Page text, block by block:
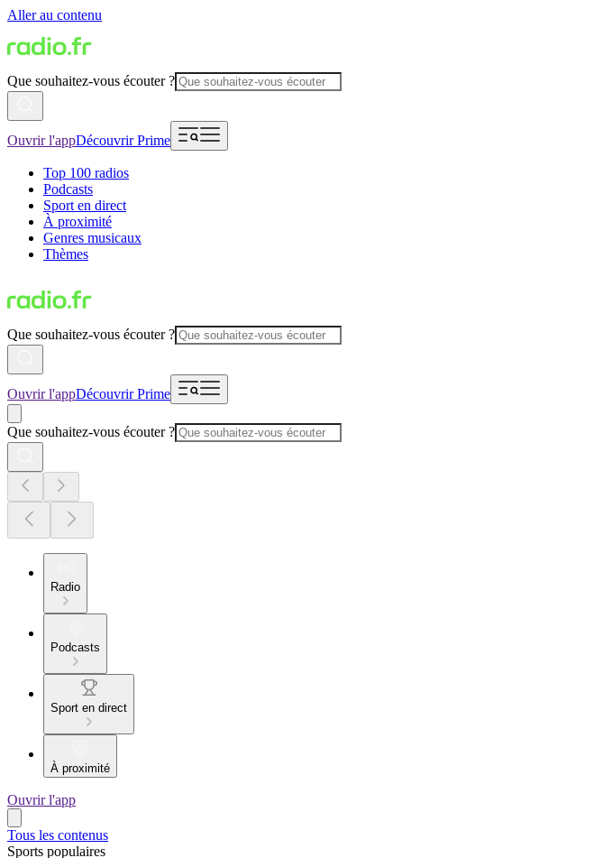
Aller au contenu
Que souhaitez-vous écouter ?
Ouvrir l'appDécouvrir Prime
Top 100 radios
Podcasts
Sport en direct
À proximité
Genres musicaux
Thèmes
Que souhaitez-vous écouter ?
Ouvrir l'appDécouvrir Prime
Que souhaitez-vous écouter ?
Radio
Podcasts
Sport en direct
À proximité
Ouvrir l'app
Tous les contenus
Sports populaires